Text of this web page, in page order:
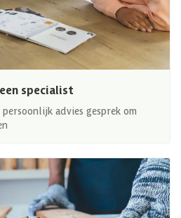
specialist
advies gesprek om